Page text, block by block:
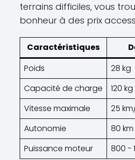
terrains difficiles, vous
bonheur à des prix
Caractéristiques
Poids
28 kg
Capacité de charge
120 kg
Vitesse maximale
25
Autonomie
80 km
Puissance moteur
800 -